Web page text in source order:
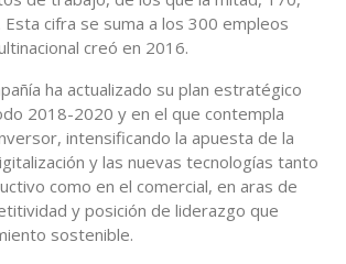
Esta cifra se suma a los 300 empleos
creó en 2016.
ha actualizado su plan estratégico
2018-2020 y en el que contempla
intensificando la apuesta de la
y las nuevas tecnologías tanto
como en el comercial, en aras de
y posición de liderazgo que
sostenible.